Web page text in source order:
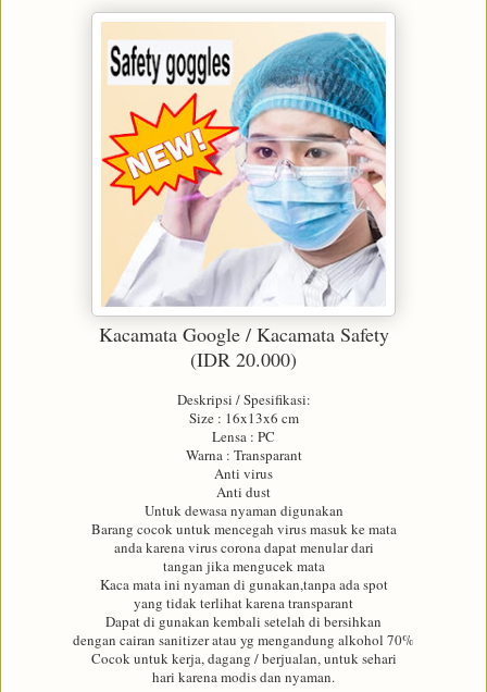
Kacamata Google / Kacamata Safety
(IDR 20.000)
Deskripsi / Spesifikasi:
Size : 16x13x6 cm
Lensa : PC
Warna : Transparant
Anti virus
Anti dust
Untuk dewasa nyaman digunakan
Barang cocok untuk mencegah virus masuk ke mata
anda karena virus corona dapat menular dari
tangan jika mengucek mata
Kaca mata ini nyaman di gunakan,tanpa ada spot
yang tidak terlihat karena transparant
Dapat di gunakan kembali setelah di bersihkan
dengan cairan sanitizer atau yg mengandung alkohol 70%
Cocok untuk kerja, dagang / berjualan, untuk sehari
hari karena modis dan nyaman.